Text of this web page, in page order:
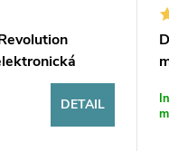
DETAIL